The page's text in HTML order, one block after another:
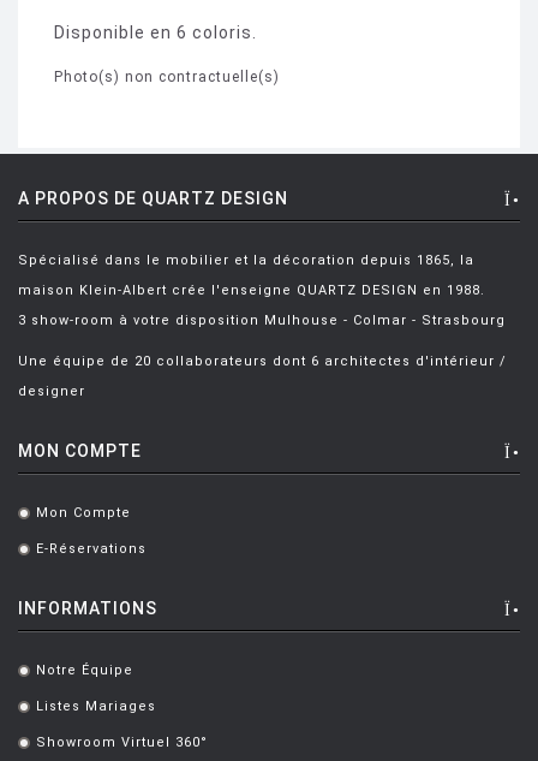
Disponible en 6 coloris.
Photo(s) non contractuelle(s)
A PROPOS DE QUARTZ DESIGN
Spécialisé dans le mobilier et la décoration depuis 1865, la
maison Klein-Albert crée l'enseigne QUARTZ DESIGN en 1988.
3 show-room à votre disposition Mulhouse - Colmar - Strasbourg
Une équipe de 20 collaborateurs dont 6 architectes d'intérieur /
designer
MON COMPTE
. Mon Compte
. E-Réservations
INFORMATIONS
. Notre Équipe
. Listes Mariages
. Showroom Virtuel 360°